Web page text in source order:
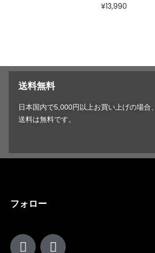
¥13,990
送料無料
日本国内で5,000円以上お買い上げの場合、
送料は無料です。
フォロー